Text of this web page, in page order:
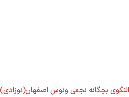
النگوی بچگانه نجفی ونوس اصفهان(نوزادی)